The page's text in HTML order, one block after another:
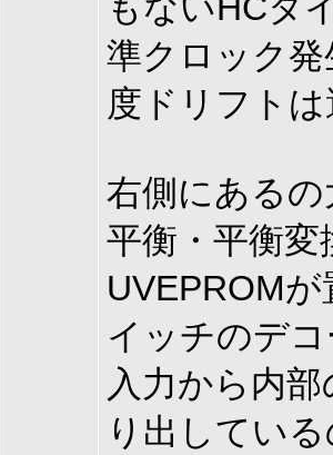
準クロック
度ドリフト
右側にある
平衡・平衡
UVEPROM
イッチのデ
入力から内
り出してい